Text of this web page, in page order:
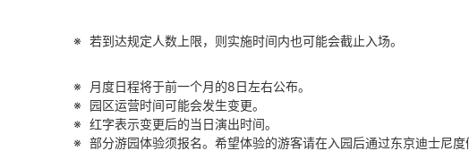
若到达规定人数上限，则实施时间内也可能会截止入场。
月度日程将于前一个月的8日左右公布。
园区运营时间可能会发生变更。
红字表示变更后的当日演出时间。
部分游园体验须报名。希望体验的游客请在入园后通过东京迪士尼